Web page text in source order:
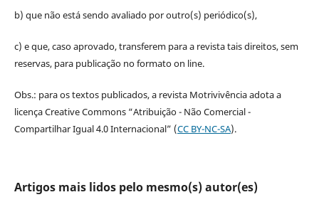
b) que não está sendo avaliado por outro(s) periódico(s),
c) e que, caso aprovado, transferem para a revista tais direitos, sem
reservas, para publicação no formato on line.
Obs.: para os textos publicados, a revista Motrivivência adota a
licença Creative Commons “Atribuição - Não Comercial -
Compartilhar Igual 4.0 Internacional” (CC BY-NC-SA).
Artigos mais lidos pelo mesmo(s) autor(es)